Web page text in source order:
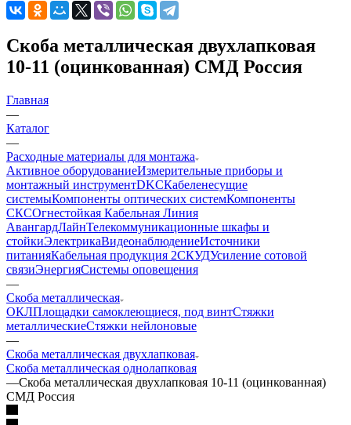
Скоба металлическая двухлапковая
10-11 (оцинкованная) СМД Россия
Главная
—
Каталог
—
Расходные материалы для монтажа
Активное оборудованиеИзмерительные приборы и
монтажный инструментDKCКабеленесущие
системыКомпоненты оптических системКомпоненты
СКСОгнестойкая Кабельная Линия
АвангардЛайнТелекоммуникационные шкафы и
стойкиЭлектрикаВидеонаблюдениеИсточники
питанияКабельная продукция 2СКУДУсиление сотовой
связиЭнергияСистемы оповещения
—
Скоба металлическая
ОКЛПлощадки самоклеющиеся, под винтСтяжки
металлическиеСтяжки нейлоновые
—
Скоба металлическая двухлапковая
Скоба металлическая однолапковая
—Скоба металлическая двухлапковая 10-11 (оцинкованная)
СМД Россия